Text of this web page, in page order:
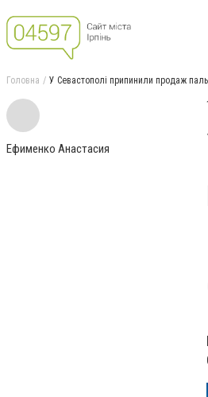
Головна У Севастополі припинили продаж
Ефименко Анастасия